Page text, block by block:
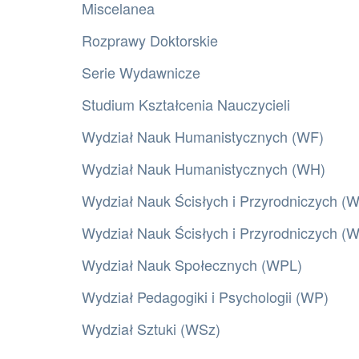
Miscelanea
Rozprawy Doktorskie
Serie Wydawnicze
Studium Kształcenia Nauczycieli
Wydział Nauk Humanistycznych (WF)
Wydział Nauk Humanistycznych (WH)
Wydział Nauk Ścisłych i Przyrodniczych
Wydział Nauk Ścisłych i Przyrodniczych
Wydział Nauk Społecznych (WPL)
Wydział Pedagogiki i Psychologii (WP)
Wydział Sztuki (WSz)